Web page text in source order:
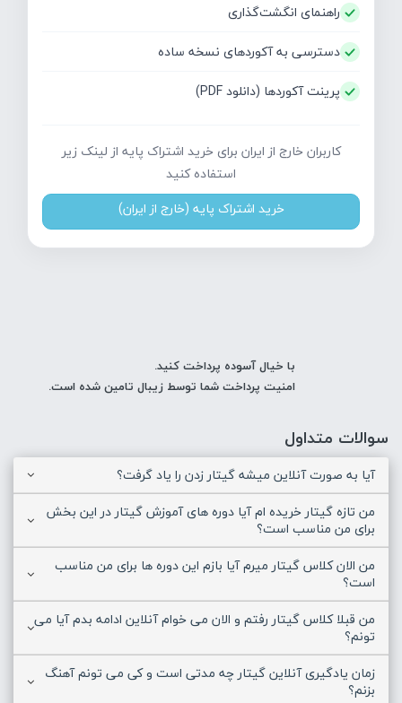
راهنمای انگشت‌گذاری
دسترسی به آکوردهای نسخه ساده
پرینت آکوردها (دانلود PDF)
کاربران خارج از ایران برای خرید اشتراک پایه از لینک زیر
استفاده کنید
خرید اشتراک پایه (خارج از ایران)
با خیال آسوده پرداخت کنید.
امنیت پرداخت شما توسط زیبال تامین شده است.
سوالات متداول
آیا به صورت آنلاین میشه گیتار زدن را یاد گرفت؟
من تازه گیتار خریده ام آیا دوره های آموزش گیتار در این بخش
برای من مناسب است؟
من الان کلاس گیتار میرم آیا بازم این دوره ها برای من مناسب
است؟
من قبلا کلاس گیتار رفتم و الان می خوام آنلاین ادامه بدم آیا می
تونم؟
زمان یادگیری آنلاین گیتار چه مدتی است و کی می تونم آهنگ
بزنم؟